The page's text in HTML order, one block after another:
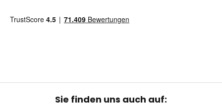
Sie finden uns auch auf: